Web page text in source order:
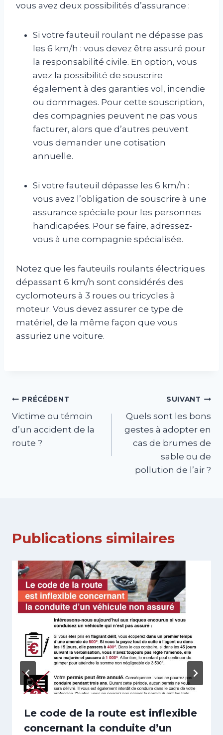
vous avez deux possibilités d’assurance :
Si votre fauteuil roulant ne dépasse pas
les 6 km/h : vous devez être assuré pour
la responsabilité civile. En option, vous
avez la possibilité de souscrire
également à des garanties vol, incendie
ou dommages. Pour cette souscription,
des compagnies peuvent ne pas vous
facturer, alors que d’autres peuvent
vous demander une cotisation
annuelle.
Si votre fauteuil dépasse les 6 km/h :
vous avez l’obligation de souscrire à une
assurance spéciale pour les personnes
handicapées. Pour se faire, adressez-
vous à une compagnie spécialisée.
Notez que les fauteuils roulants électriques
dépassant 6 km/h sont considérés des
cyclomoteurs à 3 roues ou tricycles à
moteur. Vous devez assurer ce type de
matériel, de la même façon que vous
assuriez une voiture.
Navigation
de
l’article
PRÉCÉDENT
Victime ou témoin
d’un accident de la
route ?
SUIVANT
Quels sont les bons
gestes à adopter en
cas de brumes de
sable ou de
pollution de l’air ?
Publications similaires
Le code de la route est inflexible
concernant la conduite d’un